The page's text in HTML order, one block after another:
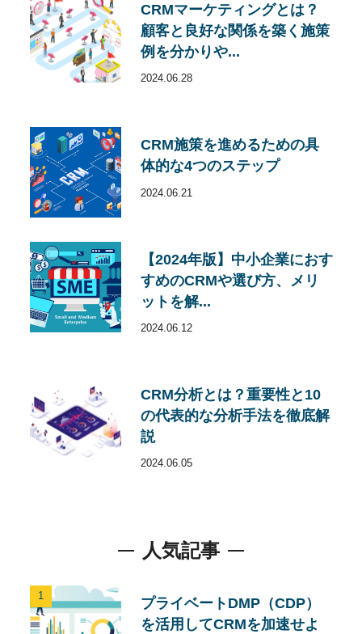
CRMマーケティングとは？
顧客と良好な関係を築く施策
例を分かりや...
2024.06.28
CRM施策を進めるための具
体的な4つのステップ
2024.06.21
【2024年版】中小企業におす
すめのCRMや選び方、メリ
ットを解...
2024.06.12
CRM分析とは？重要性と10
の代表的な分析手法を徹底解
説
2024.06.05
人気記事
1
プライベートDMP（CDP）
を活用してCRMを加速せよ